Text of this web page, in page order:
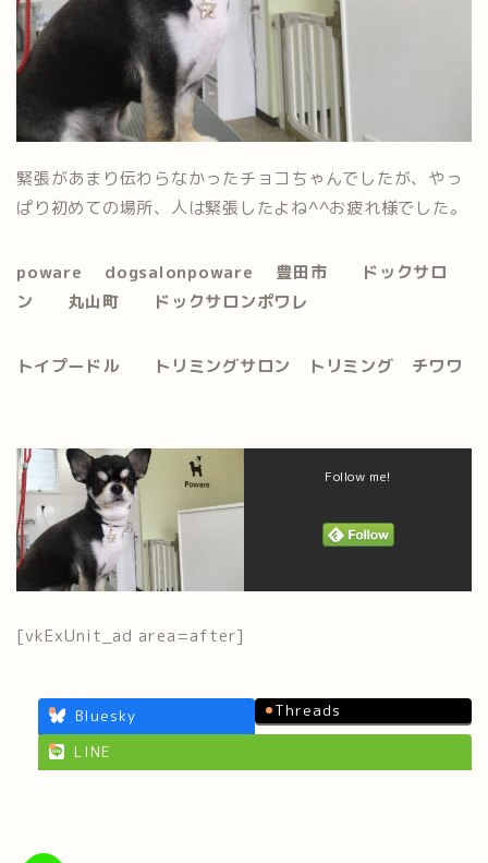
緊張があまり伝わらなかったチョコちゃんでしたが、やっ
ぱり初めての場所、人は緊張したよね^^お疲れ様でした。
poware dogsalonpoware 豊田市 ドックサロ
ン 丸山町 ドックサロンポワレ
トイプードル トリミングサロン トリミング チワワ
Follow me!
[vkExUnit_ad area=after]
Bluesky
Threads
LINE